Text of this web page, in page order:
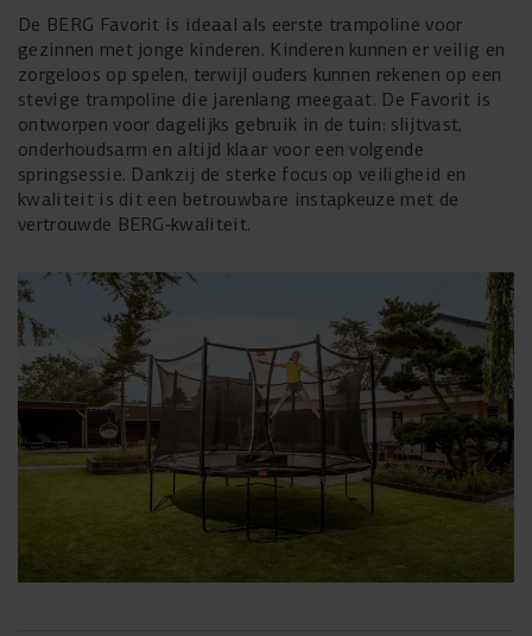
De BERG Favorit is ideaal als eerste trampoline voor
gezinnen met jonge kinderen. Kinderen kunnen er veilig en
zorgeloos op spelen, terwijl ouders kunnen rekenen op een
stevige trampoline die jarenlang meegaat. De Favorit is
ontworpen voor dagelijks gebruik in de tuin: slijtvast,
onderhoudsarm en altijd klaar voor een volgende
springsessie. Dankzij de sterke focus op veiligheid en
kwaliteit is dit een betrouwbare instapkeuze met de
vertrouwde BERG‑kwaliteit.